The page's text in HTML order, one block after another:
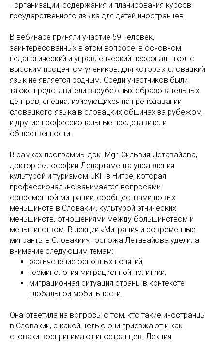
- организации, содержания и планирования курсов
государственного языка для детей иностранцев.
В вебинаре приняли участие 59 человек,
заинтересованных в этом вопросе, в основном
педагогический и управленческий персонал школ с
высоким процентом учеников, для которых словацкий
язык не является родным. Среди участников были
также представители зарубежных образовательных
центров, специализирующихся на преподавании
словацкого языка в словацких общинах за рубежом,
и другие профессиональные представители
общественности.
В рамках программы док. Mgr. Сильвия Летавайова,
доктор философии Департамента управления
культурой и туризмом UKF в Нитре, которая
профессионально занимается вопросами
современной миграции, сообществами новых
меньшинств в Словакии, культурой этнических
меньшинств, отношениями между большинством и
меньшинством. В лекции «Миграция и современные
мигранты в Словакии» госпожа Летавайова уделила
внимание следующим темам:
разъяснение основных понятий,
терминология миграционной политики,
миграционная ситуация страны в контексте
глобальной мобильности.
Она ответила на вопросы о том, кто такие иностранцы
в Словакии, с какой целью они приезжают и как
словаки воспринимают иностранцев. Лекция